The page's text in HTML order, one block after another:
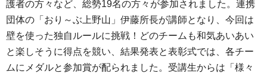
護者の方々など、総勢19名の方々が参加されました。連携
団体の「おり～ぶ上野山」伊藤所長が講師となり、今回は
壁を使った独自ルールに挑戦！どのチームも和気あいあい
と楽しそうに得点を競い、結果発表と表彰式では、各チー
ムにメダルと参加賞が配られました。受講生からは「様々